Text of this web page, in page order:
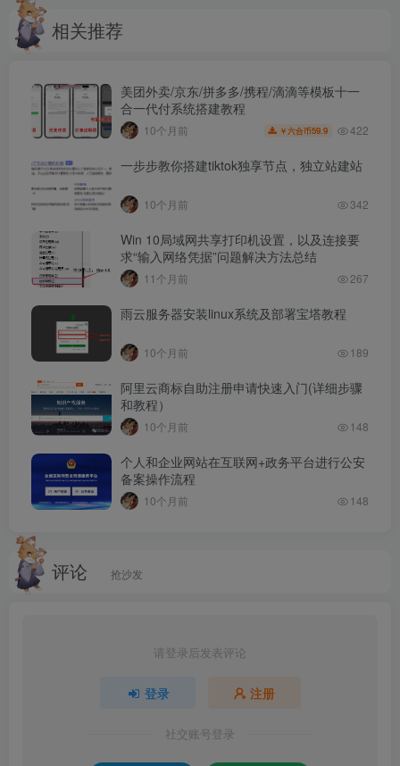
应用创建完成后，进入刚刚创建的应用，点击可调用产
品，查看是否有刚刚在商户平台开通的产品（当面付、电脑
网站支付、手机网站支付）。注意：
产品审核通过后才会显
生成密钥并填入主题设置
接下来就是最后一步，也是最重要的一步了，也是很多
站长容易出错的一步，请认真看下面的教程，重点部分我都
用了红色字体着重显示！
相关推荐
美团外卖/京东/拼多多/携程/滴滴等模板十一
合一代付系统搭建教程
10个月前 ￥六合币59.9 422
一步步教你搭建tiktok独享节点，独立站建站
10个月前 342
Win 10局域网共享打印机设置，以及连接要
求“输入网络凭据”问题解决方法总结
11个月前 267
雨云服务器安装linux系统及部署宝塔教程
10个月前 189
阿里云商标自助注册申请快速入门(详细步骤
和教程）
10个月前 148
个人和企业网站在互联网+政务平台进行公安
备案操作流程
10个月前 148
评论 抢沙发
请登录后发表评论
登录 注册
社交账号登录